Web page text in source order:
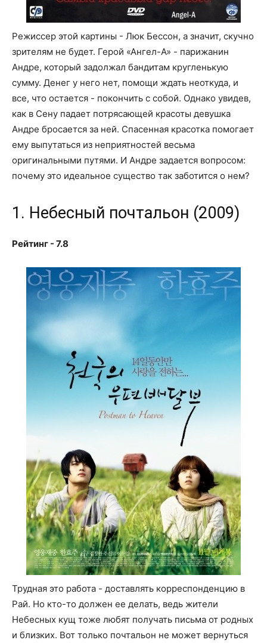
Режиссер этой картины - Люк Бессон, а значит, скучно
зрителям не будет. Герой «Ангел-А» - парижанин
Андре, который задолжал бандитам кругленькую
сумму. Денег у него нет, помощи ждать неоткуда, и
все, что остается - покончить с собой. Однако увидев,
как в Сену падает потрясающей красоты девушка
Андре бросается за ней. Спасенная красотка помогает
ему выпутаться из неприятностей весьма
оригинальными путями. И Андре задается вопросом:
почему это идеальное существо так заботится о нем?
1. Небесный почтальон (2009)
Рейтинг - 7.8
Трудная это работа - доставлять корреспонденцию в
Рай. Но кто-то должен ее делать, ведь жители
Небесных кущ тоже любят получать письма от родных
и близких. Вот только почтальон не может вернуться